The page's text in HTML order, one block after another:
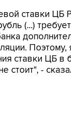
ставки ЦБ
(...)
Поэтому,
ставки ЦБ в
стоит", -